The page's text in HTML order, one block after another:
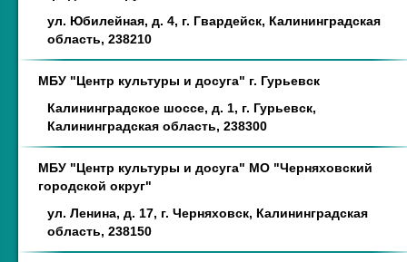
ул. Юбилейная, д. 4, г. Гвардейск, Калининградская
область, 238210
МБУ "Центр культуры и досуга" г. Гурьевск
Калининградское шоссе, д. 1, г. Гурьевск,
Калининградская область, 238300
МБУ "Центр культуры и досуга" МО "Черняховский
городской округ"
ул. Ленина, д. 17, г. Черняховск, Калининградская
область, 238150